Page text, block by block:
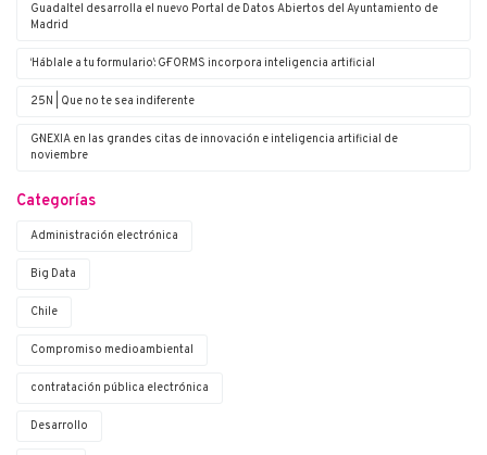
Guadaltel desarrolla el nuevo Portal de Datos Abiertos del Ayuntamiento de
Madrid
‘Háblale a tu formulario’: G·FORMS incorpora inteligencia artificial
25N | Que no te sea indiferente
G·NEXIA en las grandes citas de innovación e inteligencia artificial de
noviembre
Categorías
Administración electrónica
Big Data
Chile
Compromiso medioambiental
contratación pública electrónica
Desarrollo